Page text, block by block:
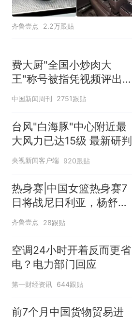
齐鲁壹点 2.2万跟贴
费大厨"全国小炒肉大
王"称号被指凭视频评出
官方回应
中国新闻周刊 2751跟贴
台风"白海豚"中心附近最
大风力已达15级 最新研判
央视新闻客户端 920跟贴
热身赛|中国女篮热身赛7
日将战尼日利亚，杨舒予
有望出战
齐鲁壹点 28跟贴
空调24小时开着反而更省
电？电力部门回应
第一财经资讯 644跟贴
前7个月中国货物贸易进